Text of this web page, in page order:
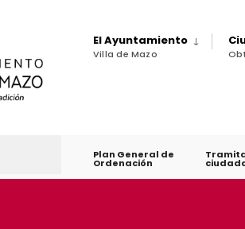
El Ayuntamiento
Villa de Mazo
Plan General de
Ordenación